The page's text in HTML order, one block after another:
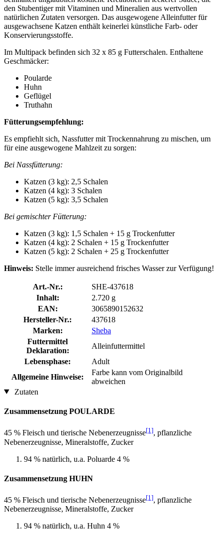
den Stubentiger mit Vitaminen und Mineralien aus wertvollen
natürlichen Zutaten versorgen. Das ausgewogene Alleinfutter für
ausgewachsene Katzen enthält keinerlei künstliche Farb- oder
Konservierungsstoffe.
Im Multipack befinden sich 32 x 85 g Futterschalen. Enthaltene
Geschmäcker:
Poularde
Huhn
Geflügel
Truthahn
Fütterungsempfehlung:
Es empfiehlt sich, Nassfutter mit Trockennahrung zu mischen, um
für eine ausgewogene Mahlzeit zu sorgen:
Bei Nassfütterung:
Katzen (3 kg): 2,5 Schalen
Katzen (4 kg): 3 Schalen
Katzen (5 kg): 3,5 Schalen
Bei gemischter Fütterung:
Katzen (3 kg): 1,5 Schalen + 15 g Trockenfutter
Katzen (4 kg): 2 Schalen + 15 g Trockenfutter
Katzen (5 kg): 2 Schalen + 25 g Trockenfutter
Hinweis: Stelle immer ausreichend frisches Wasser zur Verfügung!
Art.-Nr.:
SHE-437618
Inhalt:
2.720 g
EAN:
3065890152632
Hersteller-Nr.:
437618
Marken:
Sheba
Futtermittel
Deklaration:
Alleinfuttermittel
Lebensphase:
Adult
Allgemeine Hinweise:
Farbe kann vom Originalbild
abweichen
Zutaten
Zusammensetzung POULARDE
45 % Fleisch und tierische Nebenerzeugnisse[1], pflanzliche
Nebenerzeugnisse, Mineralstoffe, Zucker
94 % natürlich, u.a. Poluarde 4 %
Zusammensetzung HUHN
45 % Fleisch und tierische Nebenerzeugnisse[1], pflanzliche
Nebenerzeugnisse, Mineralstoffe, Zucker
94 % natürlich, u.a. Huhn 4 %